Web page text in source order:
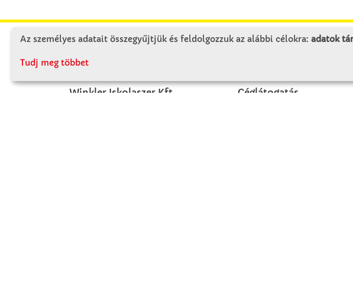
KAPCSOLAT
Winkler Iskolaszer Kft.
Céglátogatás
Az személyes adatait összegyűjtjük és feldolgozzuk az alábbi célokra: adatok
Tudj meg többet